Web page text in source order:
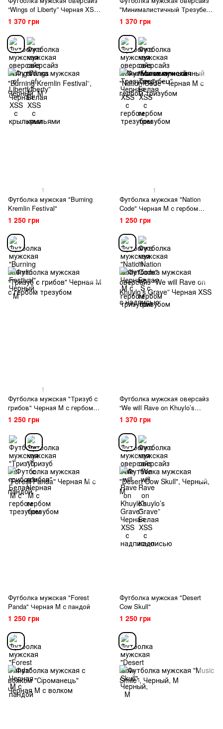
“Wings of Liberty” Черная XSS
с крыльями
1 370 грн
"Минималистичный Трезубец"
Черная XSS с гербом
трезубом
1 370 грн
1
Футболка мужская "Burning
Kremlin Festival"
1 250 грн
1
Футболка мужская "Nation
Code" Черная M с гербом
тризубом
1 250 грн
1
Футболка мужская "Тризуб с
грибов" Черная M с гербом
трезубом
1 250 грн
Футболка мужская оверсайз
“We will Rave on Khuylo’s
Grave” Черная XSS с
надписью
1 370 грн
Футболка мужская "Forest
Panda" Черная M с пандой
1 250 грн
Футболка мужская "Desert
Cow Skull"
1 250 грн